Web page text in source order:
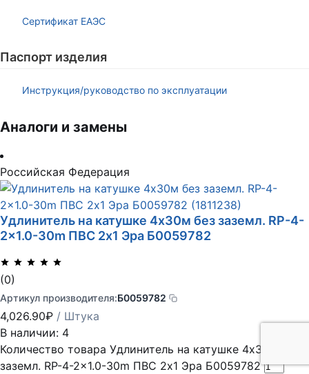
Сертификат ЕАЭС
Паспорт изделия
Инструкция/руководство по эксплуатации
Аналоги и замены
Российская Федерация
Удлинитель на катушке 4х30м без заземл. RP-4-
2×1.0-30m ПВС 2х1 Эра Б0059782
(0)
Артикул производителя:Б0059782
4,026.90₽ / Штука
В наличии: 4
Количество товара Удлинитель на катушке 4х30м без
заземл. RP-4-2x1.0-30m ПВС 2х1 Эра Б0059782